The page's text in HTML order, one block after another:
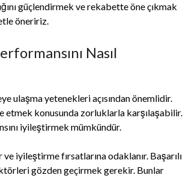
güçlendirmek ve rekabette öne çıkmak
öneririz.
Nasıl
ulaşma yetenekleri açısından önemlidir.
etmek konusunda zorluklarla karşılaşabilir.
iyileştirmek mümkündür.
iyileştirme fırsatlarına odaklanır. Başarılı
gözden geçirmek gerekir. Bunlar